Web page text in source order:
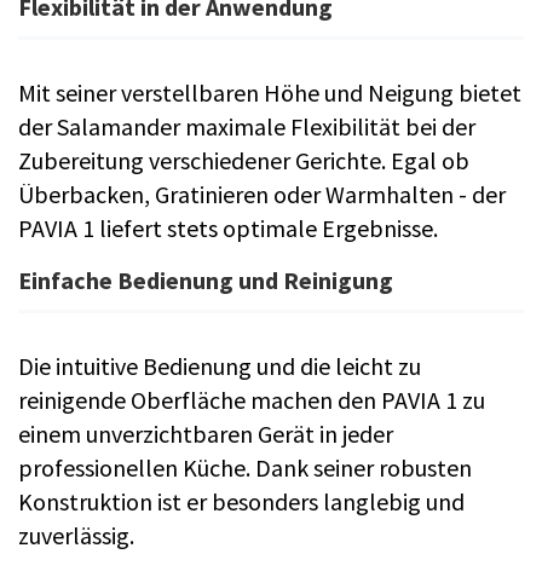
Flexibilität in der Anwendung
Mit seiner verstellbaren Höhe und Neigung bietet
der Salamander maximale Flexibilität bei der
Zubereitung verschiedener Gerichte. Egal ob
Überbacken, Gratinieren oder Warmhalten - der
PAVIA 1 liefert stets optimale Ergebnisse.
Einfache Bedienung und Reinigung
Die intuitive Bedienung und die leicht zu
reinigende Oberfläche machen den PAVIA 1 zu
einem unverzichtbaren Gerät in jeder
professionellen Küche. Dank seiner robusten
Konstruktion ist er besonders langlebig und
zuverlässig.